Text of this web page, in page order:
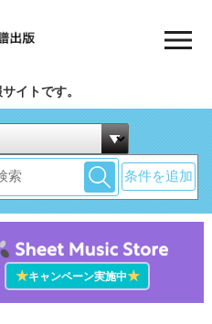
イトです。
条件を追加
★キャンペーン実施中★